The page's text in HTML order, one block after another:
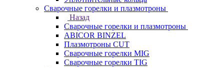
Сварочные горелки и плазмотроны
Назад
Сварочные горелки и плазмотроны
ABICOR BINZEL
Плазмотроны CUT
Сварочные горелки MIG
Сварочные горелки TIG